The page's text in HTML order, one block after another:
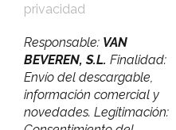
privacidad
Responsable: VAN
BEVEREN, S.L. Finalidad:
Envío del descargable,
información comercial y
novedades. Legitimación: